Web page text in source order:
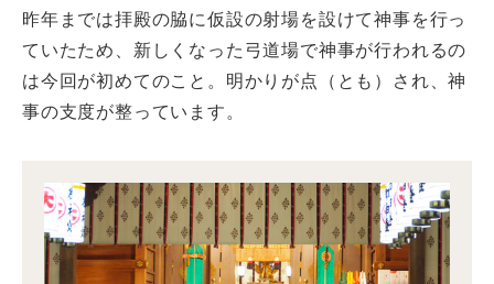
昨年までは拝殿の脇に仮設の射場を設けて神事を行っ
ていたため、新しくなった弓道場で神事が行われるの
は今回が初めてのこと。明かりが点（とも）され、神
事の支度が整っています。